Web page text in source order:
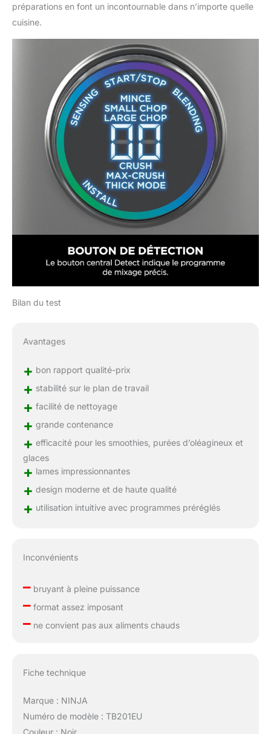
préparations en font un incontournable dans n’importe quelle
cuisine.
Bilan du test
Avantages
+ bon rapport qualité-prix
+ stabilité sur le plan de travail
+ facilité de nettoyage
+ grande contenance
+ efficacité pour les smoothies, purées d’oléagineux et
glaces
+ lames impressionnantes
+ design moderne et de haute qualité
+ utilisation intuitive avec programmes préréglés
Inconvénients
–bruyant à pleine puissance
–format assez imposant
–ne convient pas aux aliments chauds
Fiche technique
Marque : NINJA
Numéro de modèle : TB201EU
Couleur : Noir